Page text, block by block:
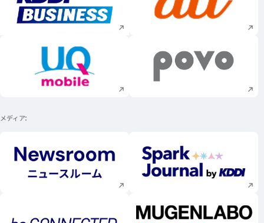
新規ウィンドウで開く 新規ウィンドウで
新規ウィンドウで開く 新規ウィンドウで
メディア
新規ウィンドウで開く 新規ウィンドウで